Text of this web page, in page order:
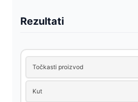
Rezultati
Točkasti proizvod
Kut